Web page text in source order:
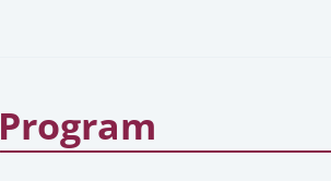
Program